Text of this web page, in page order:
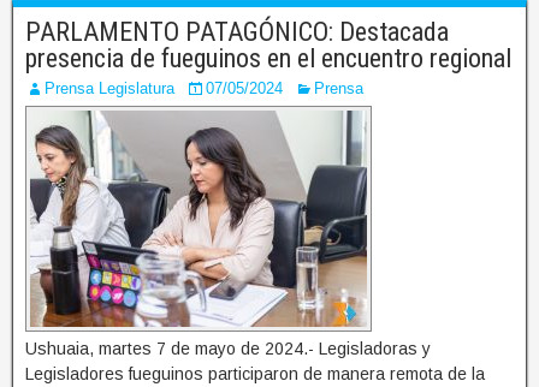
PARLAMENTO PATAGÓNICO: Destacada
presencia de fueguinos en el encuentro regional
Prensa Legislatura 07/05/2024 Prensa
Ushuaia, martes 7 de mayo de 2024.- Legisladoras y
Legisladores fueguinos participaron de manera remota de la